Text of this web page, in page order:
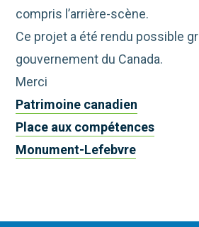
compris l’arrière-scène.
Ce projet a été rendu possible
gouvernement du Canada.
Merci
Patrimoine canadien
Place aux compétences
Monument-Lefebvre